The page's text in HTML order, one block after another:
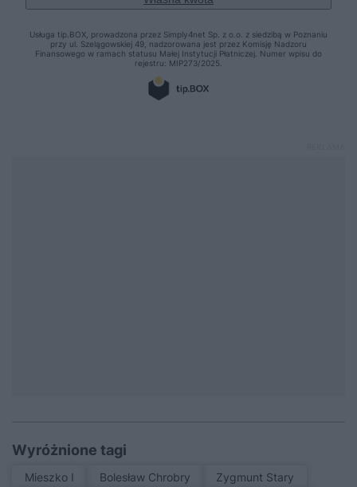
Wyróżnione tagi
Mieszko I Bolesław Chrobry Zygmunt Stary